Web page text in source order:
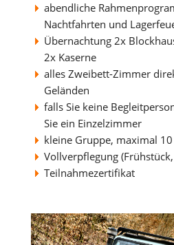
abendliche
Nachtfahrten und
Übernachtung 2x
2x Kaserne
alles Zweibett-Zimmer
Geländen
falls Sie keine
Sie ein Einzelzimmer
kleine Gruppe, maximal
Vollverpflegung
Teilnahmezertifikat